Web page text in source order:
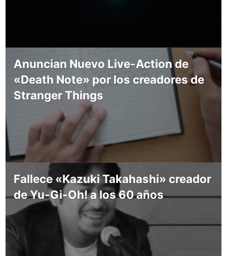
Anuncian Nuevo Live-Action de
«Death Note» por los creadores de
Stranger Things
Fallece «Kazuki Takahashi» creador
de Yu-Gi-Oh! a los 60 años